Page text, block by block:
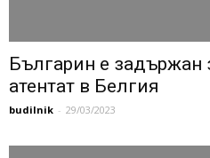
Българин е задържан
атентат в Белгия
budilnik - 29/03/2023